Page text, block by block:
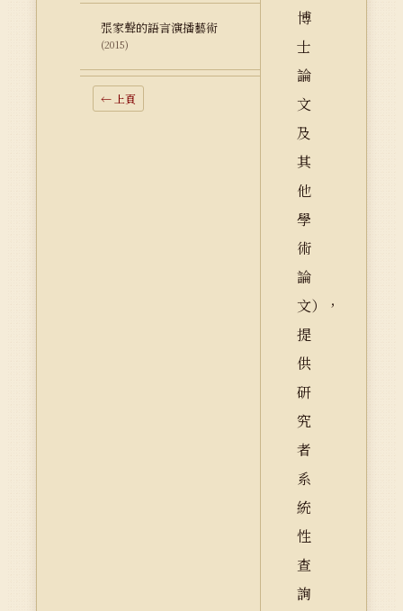
張家聲的語言演播藝術
(2015)
← 上頁
博
士
論
文
及
其
他
學
術
論
文），
提
供
研
究
者
系
統
性
查
詢